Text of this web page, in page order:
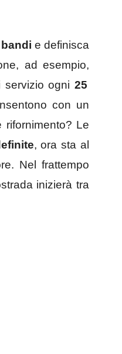
e definisca
ad esempio,
servizio ogni25
con un
Le
, ora sta al
Nel frattempo
inizierà tra